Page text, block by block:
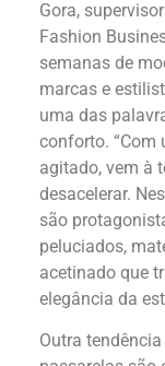
Gora,
Fashion
semanas de
marcas e
uma das
conforto. “Com
agitado, vem à
desacelerar.
são
peluciados,
acetinado que
elegância da
Outra